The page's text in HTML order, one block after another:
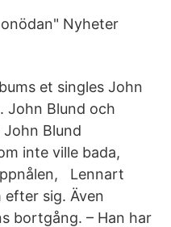
Nyheter
et singles John
John Blund och
Blund
inte ville bada,
Lennart
sig. Även
bortgång. – Han har